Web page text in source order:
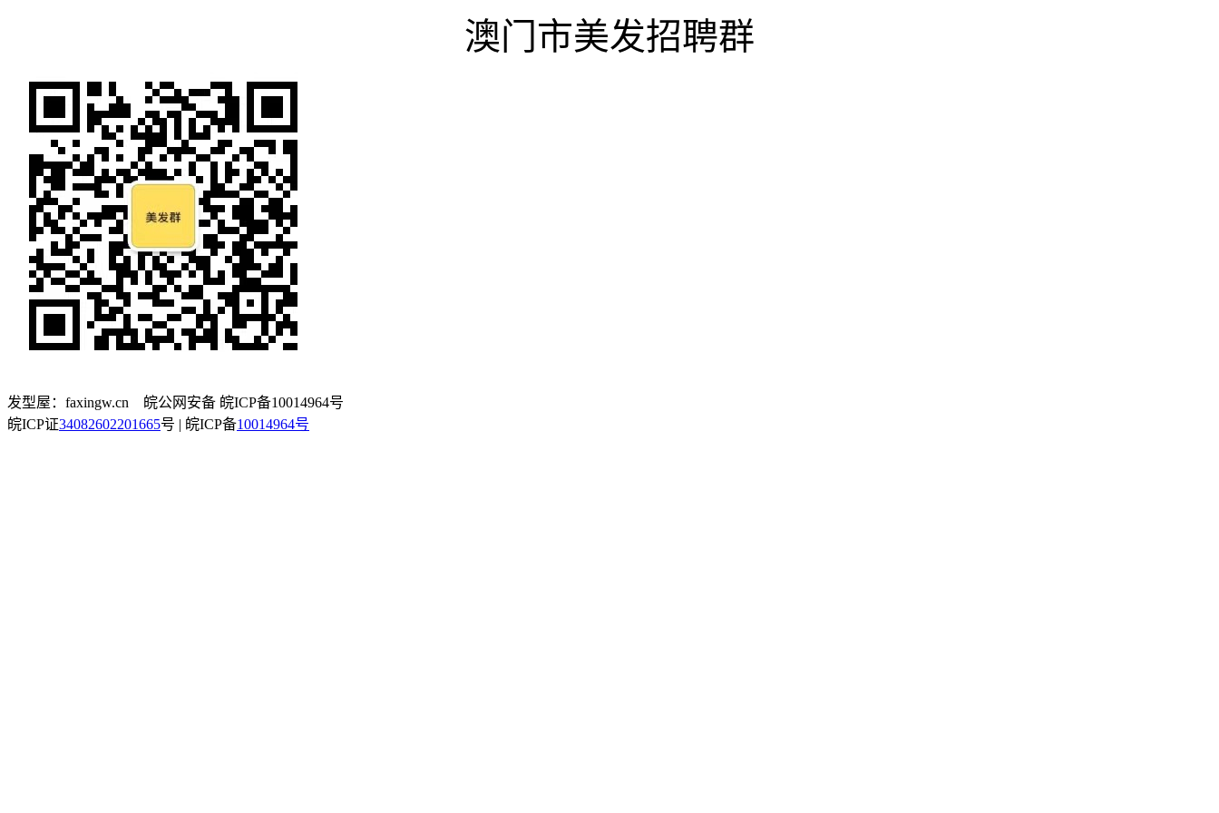
澳门市美发招聘群
发型屋：faxingw.cn 皖公网安备 皖ICP备10014964号
皖ICP证34082602201665号 | 皖ICP备10014964号